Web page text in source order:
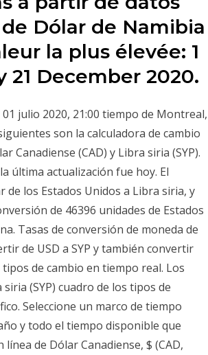
Dólar de Namibia
la plus élevée: 1
21 December 2020.
julio 2020, 21:00 tiempo de Montreal,
son la calculadora de cambio
Canadiense (CAD) y Libra siria (SYP).
última actualización fue hoy. El
los Estados Unidos a Libra siria, y
de 46396 unidades de Estados
Tasas de conversión de moneda de
de USD a SYP y también convertir
de cambio en tiempo real. Los
(SYP) cuadro de los tipos de
Seleccione un marco de tiempo
y todo el tiempo disponible que
de Dólar Canadiense, $ (CAD,